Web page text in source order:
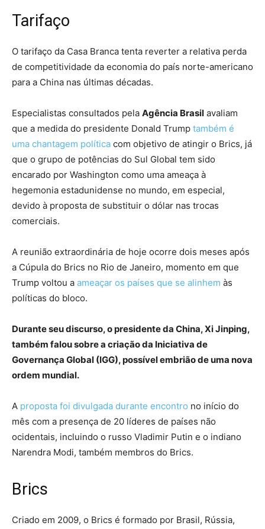
Tarifaço
O tarifaço da Casa Branca tenta reverter a relativa perda
de competitividade da economia do país norte-americano
para a China nas últimas décadas.
Especialistas consultados pela Agência Brasil avaliam
que a medida do presidente Donald Trump também é
uma chantagem política com objetivo de atingir o Brics, já
que o grupo de potências do Sul Global tem sido
encarado por Washington como uma ameaça à
hegemonia estadunidense no mundo, em especial,
devido à proposta de substituir o dólar nas trocas
comerciais.
A reunião extraordinária de hoje ocorre dois meses após
a Cúpula do Brics no Rio de Janeiro, momento em que
Trump voltou a ameaçar os países que se alinhem às
políticas do bloco.
Durante seu discurso, o presidente da China, Xi Jinping,
também falou sobre a criação da Iniciativa de
Governança Global (IGG), possível embrião de uma nova
ordem mundial.
A proposta foi divulgada durante encontro no início do
mês com a presença de 20 líderes de países não
ocidentais, incluindo o russo Vladimir Putin e o indiano
Narendra Modi, também membros do Brics.
Brics
Criado em 2009, o Brics é formado por Brasil, Rússia,